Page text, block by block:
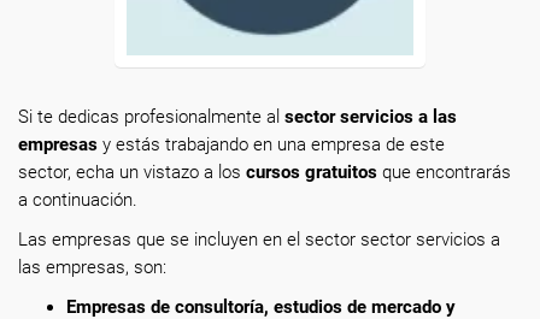
Si te dedicas profesionalmente al sector servicios a las
empresas y estás trabajando en una empresa de este
sector, echa un vistazo a los cursos gratuitos que encontrarás
a continuación.
Las empresas que se incluyen en el sector sector servicios a
las empresas, son:
Empresas de consultoría, estudios de mercado y